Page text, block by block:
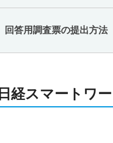
回答用調査票の提出方法
日経スマートワ